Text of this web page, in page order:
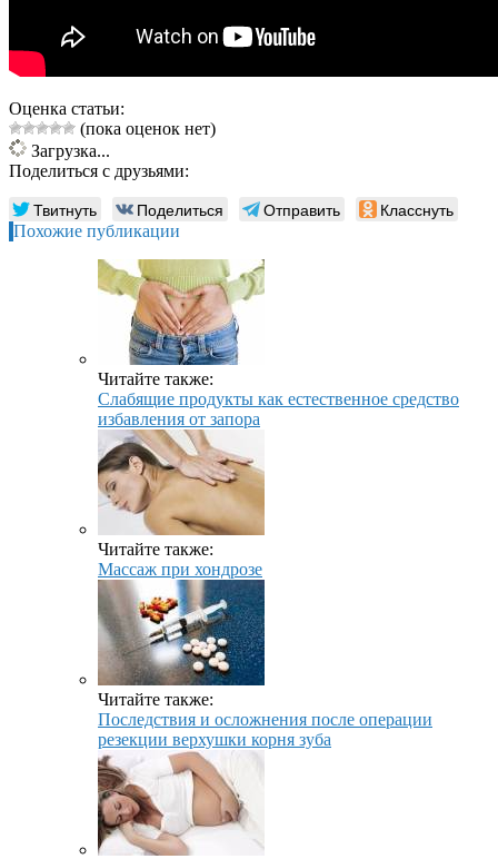
Оценка статьи:
(пока оценок нет)
Загрузка...
Поделиться с друзьями:
Твитнуть Поделиться Отправить Класснуть
Похожие публикации
Читайте также:
Слабящие продукты как естественное средство
избавления от запора
Читайте также:
Массаж при хондрозе
Читайте также:
Последствия и осложнения после операции
резекции верхушки корня зуба